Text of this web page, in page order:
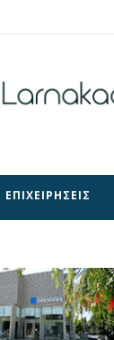
ΕΠΙΧΕΙΡΗΣΕΙΣ